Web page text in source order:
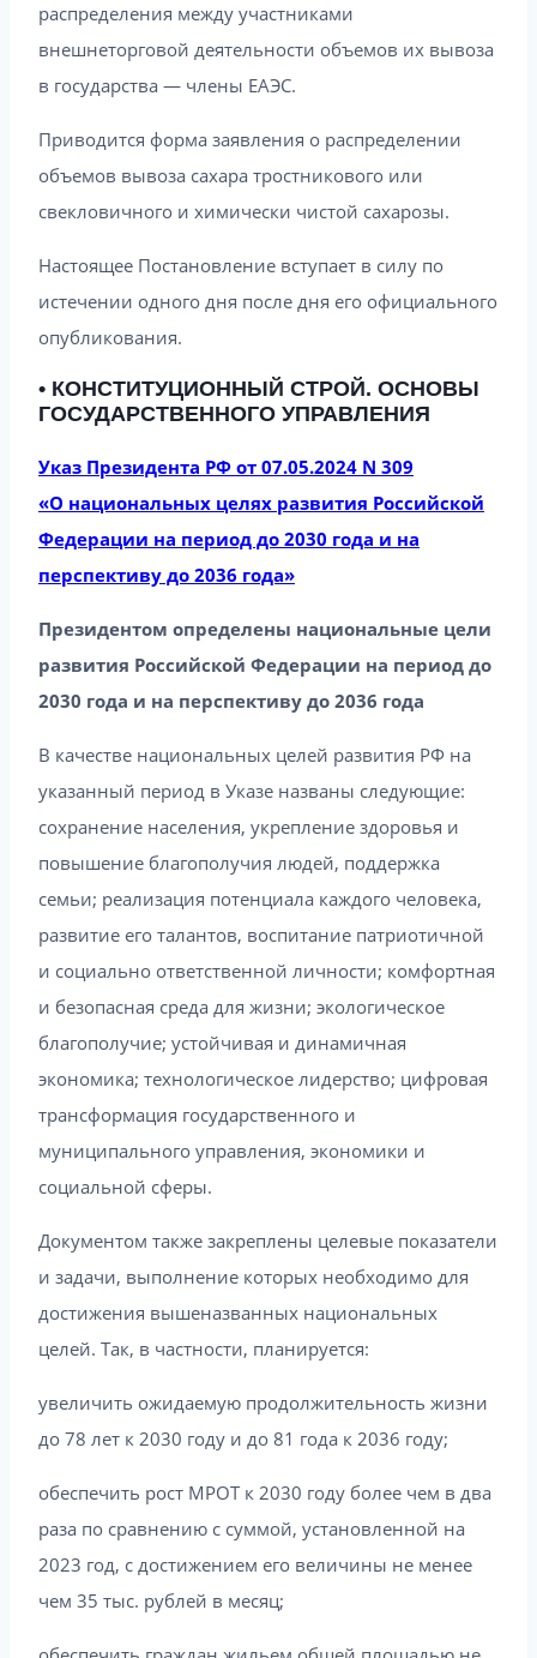
распределения между участниками
внешнеторговой деятельности объемов их вывоза
в государства — члены ЕАЭС.
Приводится форма заявления о распределении
объемов вывоза сахара тростникового или
свекловичного и химически чистой сахарозы.
Настоящее Постановление вступает в силу по
истечении одного дня после дня его официального
опубликования.
• КОНСТИТУЦИОННЫЙ СТРОЙ. ОСНОВЫ
ГОСУДАРСТВЕННОГО УПРАВЛЕНИЯ
Указ Президента РФ от 07.05.2024 N 309
«О национальных целях развития Российской
Федерации на период до 2030 года и на
перспективу до 2036 года»
Президентом определены национальные цели
развития Российской Федерации на период до
2030 года и на перспективу до 2036 года
В качестве национальных целей развития РФ на
указанный период в Указе названы следующие:
сохранение населения, укрепление здоровья и
повышение благополучия людей, поддержка
семьи; реализация потенциала каждого человека,
развитие его талантов, воспитание патриотичной
и социально ответственной личности; комфортная
и безопасная среда для жизни; экологическое
благополучие; устойчивая и динамичная
экономика; технологическое лидерство; цифровая
трансформация государственного и
муниципального управления, экономики и
социальной сферы.
Документом также закреплены целевые показатели
и задачи, выполнение которых необходимо для
достижения вышеназванных национальных
целей. Так, в частности, планируется:
увеличить ожидаемую продолжительность жизни
до 78 лет к 2030 году и до 81 года к 2036 году;
обеспечить рост МРОТ к 2030 году более чем в два
раза по сравнению с суммой, установленной на
2023 год, с достижением его величины не менее
чем 35 тыс. рублей в месяц;